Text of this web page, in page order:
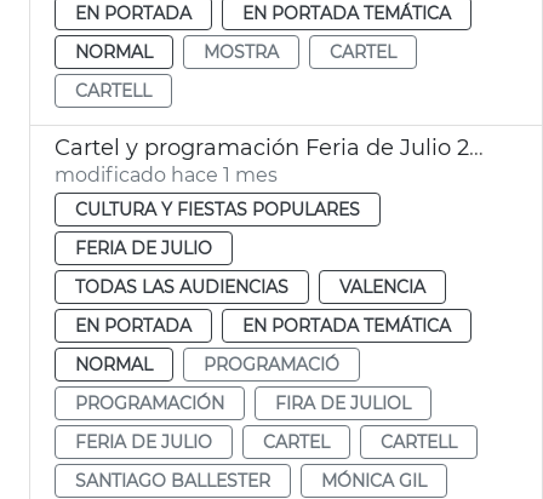
EN PORTADA
EN PORTADA TEMÁTICA
NORMAL
MOSTRA
CARTEL
CARTELL
Cartel y programación Feria de Julio 2026
modificado hace 1 mes
CULTURA Y FIESTAS POPULARES
FERIA DE JULIO
TODAS LAS AUDIENCIAS
VALENCIA
EN PORTADA
EN PORTADA TEMÁTICA
NORMAL
PROGRAMACIÓ
PROGRAMACIÓN
FIRA DE JULIOL
FERIA DE JULIO
CARTEL
CARTELL
SANTIAGO BALLESTER
MÓNICA GIL